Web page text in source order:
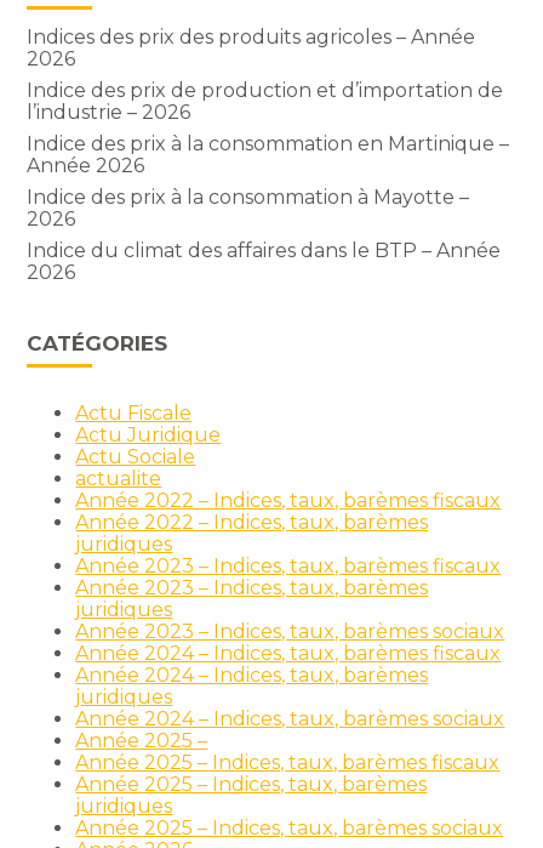
Indices des prix des produits agricoles – Année
2026
Indice des prix de production et d’importation de
l’industrie – 2026
Indice des prix à la consommation en Martinique –
Année 2026
Indice des prix à la consommation à Mayotte –
2026
Indice du climat des affaires dans le BTP – Année
2026
CATÉGORIES
Actu Fiscale
Actu Juridique
Actu Sociale
actualite
Année 2022 – Indices, taux, barèmes fiscaux
Année 2022 – Indices, taux, barèmes
juridiques
Année 2023 – Indices, taux, barèmes fiscaux
Année 2023 – Indices, taux, barèmes
juridiques
Année 2023 – Indices, taux, barèmes sociaux
Année 2024 – Indices, taux, barèmes fiscaux
Année 2024 – Indices, taux, barèmes
juridiques
Année 2024 – Indices, taux, barèmes sociaux
Année 2025 –
Année 2025 – Indices, taux, barèmes fiscaux
Année 2025 – Indices, taux, barèmes
juridiques
Année 2025 – Indices, taux, barèmes sociaux